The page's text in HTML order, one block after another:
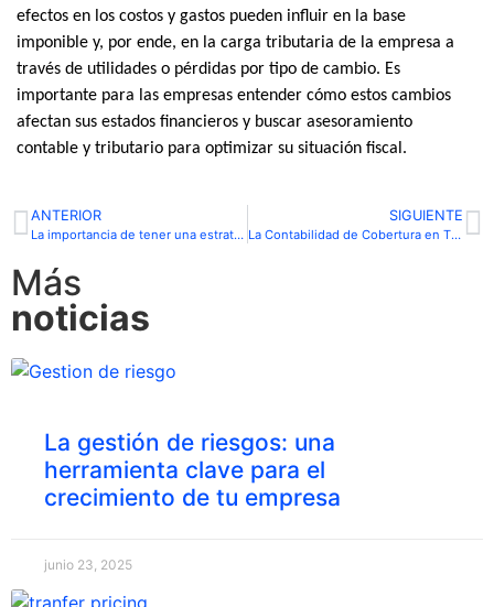
efectos en los costos y gastos pueden influir en la base
imponible y, por ende, en la carga tributaria de la empresa a
través de utilidades o pérdidas por tipo de cambio. Es
importante para las empresas entender cómo estos cambios
afectan sus estados financieros y buscar asesoramiento
contable y tributario para optimizar su situación fiscal.
ANTERIOR
La importancia de tener una estrategia para tu empresa en tiempos económicos difíciles.
SIGUIENTE
La Contabilidad de Cobertura en Tiempos de Incertidumbre.
Más
noticias
La gestión de riesgos: una
herramienta clave para el
crecimiento de tu empresa
junio 23, 2025